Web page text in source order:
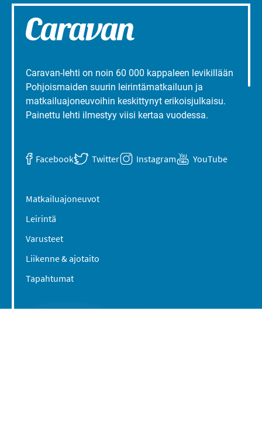
Caravan-lehti on noin 60 000 kappaleen levikillään
Pohjoismaiden suurin leirintämatkailuun ja
matkailuajoneuvoihin keskittynyt erikoisjulkaisu.
Painettu lehti ilmestyy viisi kertaa vuodessa.
Facebook Twitter Instagram YouTube
Matkailuajoneuvot
Leirintä
Varusteet
Liikenne & ajotaito
Tapahtumat